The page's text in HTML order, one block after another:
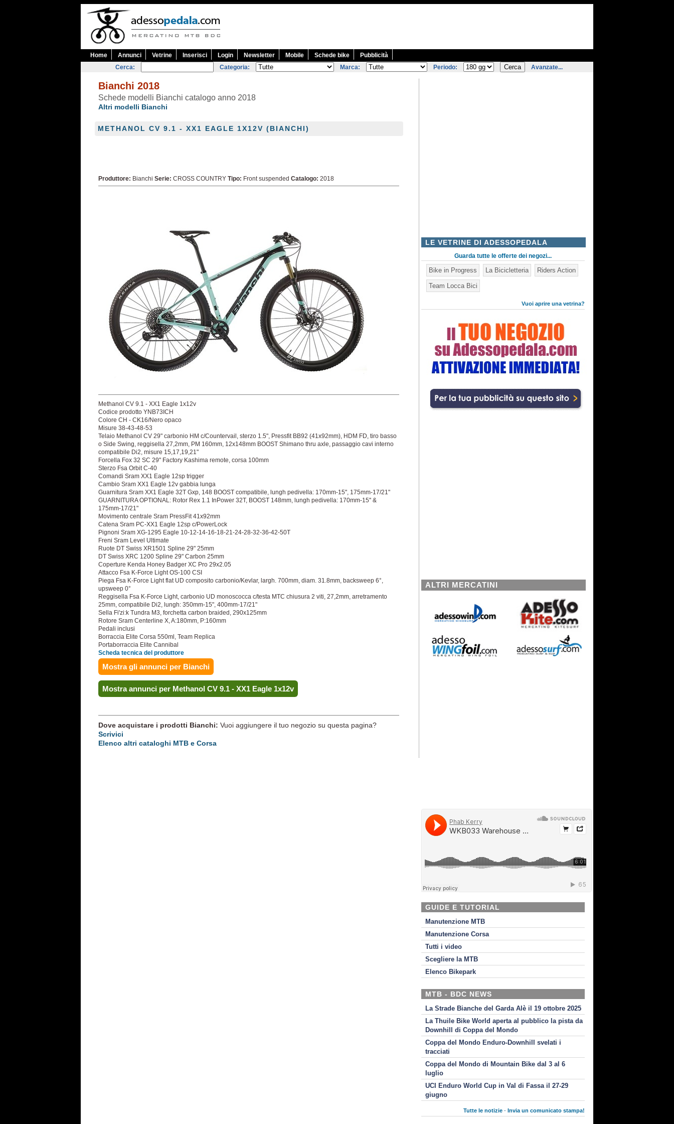
Home Annunci Vetrine Inserisci Login Newsletter Mobile Schede bike
Pubblicità
Cerca:
Categoria: Marca: Periodo: Avanzate...
Bianchi 2018
Schede modelli Bianchi catalogo anno 2018
Altri modelli Bianchi
METHANOL CV 9.1 - XX1 EAGLE 1X12V (BIANCHI)
Produttore: Bianchi Serie: CROSS COUNTRY Tipo: Front suspended Catalogo: 2018
Methanol CV 9.1 - XX1 Eagle 1x12v
Codice prodotto YNB73ICH
Colore CH - CK16/Nero opaco
Misure 38-43-48-53
Telaio Methanol CV 29" carbonio HM c/Countervail, sterzo 1.5", Pressfit BB92 (41x92mm), HDM FD, tiro basso
o Side Swing, reggisella 27,2mm, PM 160mm, 12x148mm BOOST Shimano thru axle, passaggio cavi interno
compatibile Di2, misure 15,17,19,21"
Forcella Fox 32 SC 29" Factory Kashima remote, corsa 100mm
Sterzo Fsa Orbit C-40
Comandi Sram XX1 Eagle 12sp trigger
Cambio Sram XX1 Eagle 12v gabbia lunga
Guarnitura Sram XX1 Eagle 32T Gxp, 148 BOOST compatibile, lungh pedivella: 170mm-15'', 175mm-17/21"
GUARNITURA OPTIONAL: Rotor Rex 1.1 InPower 32T, BOOST 148mm, lungh pedivella: 170mm-15'' &
175mm-17/21"
Movimento centrale Sram PressFit 41x92mm
Catena Sram PC-XX1 Eagle 12sp c/PowerLock
Pignoni Sram XG-1295 Eagle 10-12-14-16-18-21-24-28-32-36-42-50T
Freni Sram Level Ultimate
Ruote DT Swiss XR1501 Spline 29" 25mm
DT Swiss XRC 1200 Spline 29" Carbon 25mm
Coperture Kenda Honey Badger XC Pro 29x2.05
Attacco Fsa K-Force Light OS-100 CSI
Piega Fsa K-Force Light flat UD composito carbonio/Kevlar, largh. 700mm, diam. 31.8mm, backsweep 6°,
upsweep 0°
Reggisella Fsa K-Force Light, carbonio UD monoscocca c/testa MTC chiusura 2 viti, 27,2mm, arretramento
25mm, compatibile Di2, lungh: 350mm-15", 400mm-17/21"
Sella Fi'zi:k Tundra M3, forchetta carbon braided, 290x125mm
Rotore Sram Centerline X, A:180mm, P:160mm
Pedali inclusi
Borraccia Elite Corsa 550ml, Team Replica
Portaborraccia Elite Cannibal
Scheda tecnica del produttore
Mostra gli annunci per Bianchi
Mostra annunci per Methanol CV 9.1 - XX1 Eagle 1x12v
Dove acquistare i prodotti Bianchi: Vuoi aggiungere il tuo negozio su questa pagina?
Scrivici
Elenco altri cataloghi MTB e Corsa
LE VETRINE DI ADESSOPEDALA
Guarda tutte le offerte dei negozi...
Bike in Progress La Bicicletteria Riders Action
Team Locca Bici
Vuoi aprire una vetrina?
ALTRI MERCATINI
GUIDE E TUTORIAL
Manutenzione MTB
Manutenzione Corsa
Tutti i video
Scegliere la MTB
Elenco Bikepark
MTB - BDC NEWS
La Strade Bianche del Garda Alè il 19 ottobre 2025
La Thuile Bike World aperta al pubblico la pista da
Downhill di Coppa del Mondo
Coppa del Mondo Enduro-Downhill svelati i
tracciati
Coppa del Mondo di Mountain Bike dal 3 al 6
luglio
UCI Enduro World Cup in Val di Fassa il 27-29
giugno
Tutte le notizie -Invia un comunicato stampa!